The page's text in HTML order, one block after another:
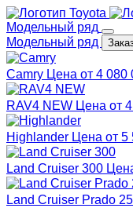
Модельный ряд
Модельный ряд
Camry Цена от 4 080
RAV4 NEW Цена от
Highlander Цена от 5
Land Cruiser 300
Land Cruiser Prado